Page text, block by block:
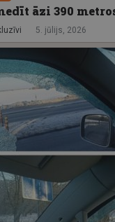
āzi 390
5. jūlijs, 2026